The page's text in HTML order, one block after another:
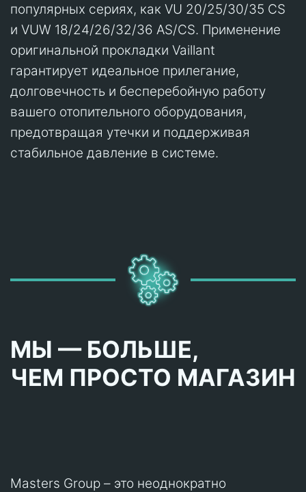
популярных сериях, как VU 20/25/30/35 CS
и VUW 18/24/26/32/36 AS/CS. Применение
оригинальной прокладки Vaillant
гарантирует идеальное прилегание,
долговечность и бесперебойную работу
вашего отопительного оборудования,
предотвращая утечки и поддерживая
стабильное давление в системе.
МЫ — БОЛЬШЕ,
ЧЕМ ПРОСТО МАГАЗИН
Masters Group – это неоднократно